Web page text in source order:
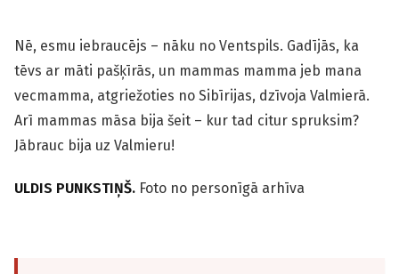
Nē, esmu iebraucējs – nāku no Ventspils. Gadījās, ka
tēvs ar māti pašķīrās, un mammas mamma jeb mana
vecmamma, atgriežoties no Sibīrijas, dzīvoja Valmierā.
Arī mammas māsa bija šeit – kur tad citur spruksim?
Jābrauc bija uz Valmieru!
ULDIS PUNKSTIŅŠ. Foto no personīgā arhīva